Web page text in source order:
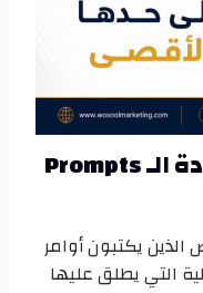
تقنيات متقدمة لرفع جودة الـ Prompts
الأشخاص الذين يكتبون أوامر
التي يطلق عليها